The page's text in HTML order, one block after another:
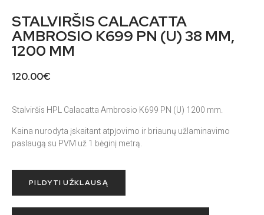
STALVIRŠIS CALACATTA
AMBROSIO K699 PN (U) 38 MM,
1200 MM
120.00€
Stalviršis HPL Calacatta Ambrosio K699 PN (U) 1200 mm.
Kaina nurodyta įskaitant atpjovimo ir briaunų užlaminavimo
paslaugą su PVM už 1 bėginį metrą.
PILDYTI UŽKLAUSĄ